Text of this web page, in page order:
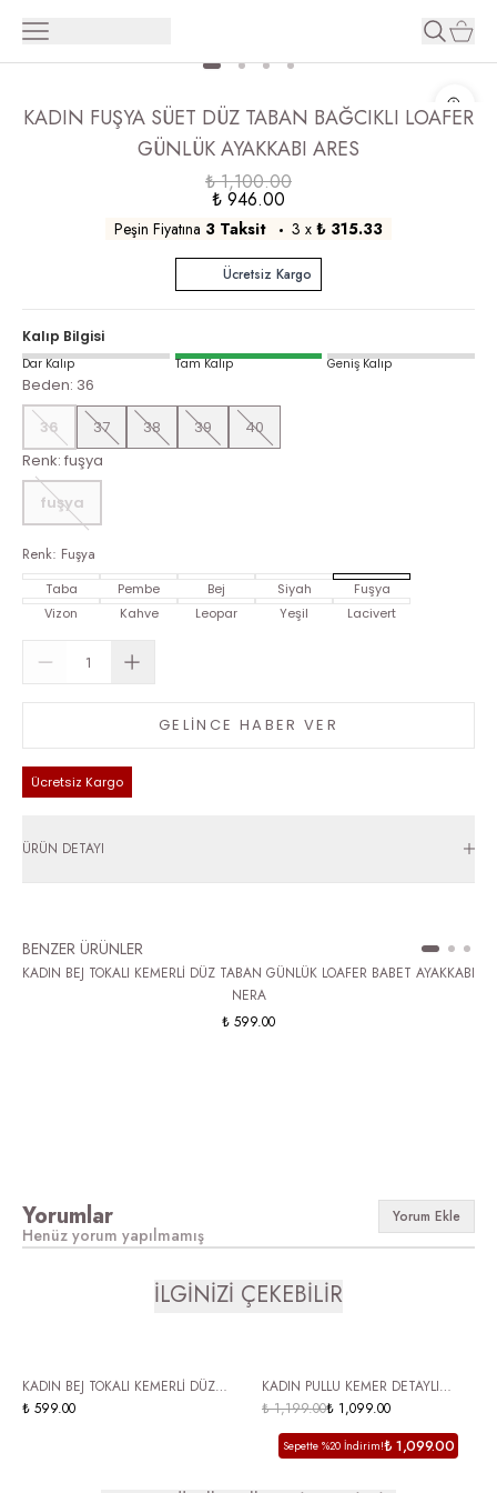
KADIN FUŞYA SÜET DÜZ TABAN BAĞCIKLI LOAFER
GÜNLÜK AYAKKABI ARES
₺ 1,100.00
₺ 946.00
Peşin Fiyatına 3 Taksit 3 x ₺ 315.33
Ücretsiz Kargo
Kalıp Bilgisi
Dar Kalıp Tam Kalıp Geniş Kalıp
Beden: 36
36
37 38 39
40
Renk: fuşya
fuşya
Renk: Fuşya
Taba Pembe Bej Siyah
Fuşya
Vizon
Kahve Leopar Yeşil Lacivert
GELİNCE HABER VER
Ücretsiz Kargo
ÜRÜN DETAYI
BENZER ÜRÜNLER
KADIN BEJ TOKALI KEMERLİ DÜZ TABAN GÜNLÜK LOAFER BABET AYAKKABI
NERA
₺ 599.00
Yorumlar Yorum Ekle
Henüz yorum yapılmamış
İLGİNİZİ ÇEKEBİLİR
ÜCRETSİZ KARGO
KADIN BEJ TOKALI KEMERLİ DÜZ
TABAN GÜNLÜK LOAFER BABET
₺ 599.00
ÜCRETSİZ KARGO
KADIN PULLU KEMER DETAYLI
BABET CARİNO
₺ 1,199.00₺ 1,099.00
Sepette %20 İndirim!₺ 1,099.00